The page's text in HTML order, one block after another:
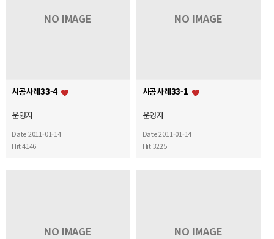
NO IMAGE
시공사례33-4
운영자
Date 2011-01-14
Hit 4146
NO IMAGE
시공사례33-1
운영자
Date 2011-01-14
Hit 3225
NO IMAGE NO IMAGE